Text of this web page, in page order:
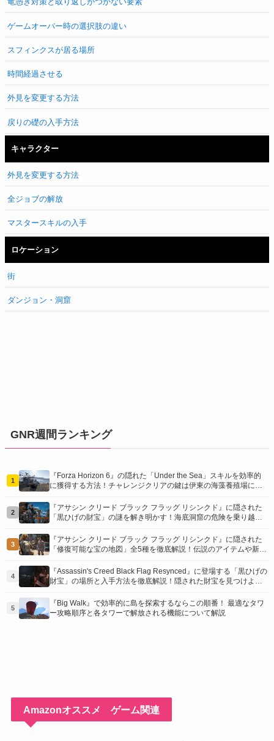
ゲームオーバー時の選択肢の違い
スフィンクスが居る場所
時間経過させる
外見を変更する方法
戻りの礎の入手方法
キャラクター
外見を変更する方法
全ジョブの解放
マスタースキルの入手
ロケーション
街
ダンジョン・洞窟
GNR週間ランキング
1
『Forza Horizon 6』の隠れた「Under the Sea」スキルを効率的
に獲得する方法！チャレンジクリアの鍵は伊東の海藻養殖場にあ
2
『アサシン クリード ブラック フラッグ リシンクド』に隠された
「黒ひげの財宝」の謎を解き明かす！海底洞窟の危険を乗り越
3
『アサシン クリード ブラック フラッグ リシンクド』に隠された
「修復可能な宝の地図」全5種を徹底解説！伝説のアイテムや新衣
介！
4
『Assassin's Creed Black Flag Resynced』に登場する「黒ひげの
財宝」の場所と入手方法を徹底解説！隠された財宝を見つけよ
5
『Big Walk』で効率的に島を探索するならこの順番！ 最適なタワ
ー攻略順序と各タワーで解放される機能について解説
Amazonオススメ ゲーム関連